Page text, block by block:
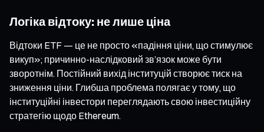
Логіка відтоку: не лише ціна
Відтоки ETF — це не просто «падіння ціни, що стимулює
викуп»; причинно-наслідковий зв’язок може бути
зворотнім. Постійний вихід інституцій створює тиск на
зниження ціни. Глибша проблема полягає у тому, що
інституційні інвестори переглядають свою інвестиційну
стратегію щодо Ethereum.